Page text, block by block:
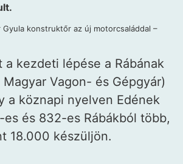
konstruktőr az új motorcsaláddal –
a kezdeti lépése a Rábának
Magyar Vagon- és Gépgyár)
a köznapi nyelven Edének
és 832-es Rábákból több,
18.000 készüljön.